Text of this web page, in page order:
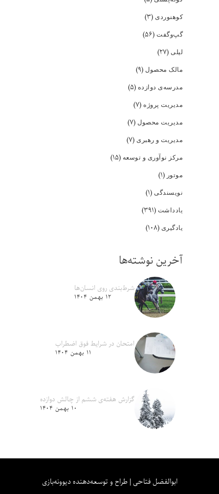
کوهنوردی (۳)
گپ‌و‌گفت (۵۶)
لیلی (۲۷)
مالک محصول (۹)
مدرسه‌ی دوازده (۵)
مدیریت پروژه (۷)
مدیریت محصول (۷)
مدیریت و رهبری (۷)
مرکز نوآوری و توسعه (۱۵)
موتور (۱)
نویسندگی (۱)
یادداشت (۳۹۱)
یادگیری (۱۰۸)
آخرین نوشته‌ها
شرط‌بندی روی انسان‌ها
۱۲ بهمن ۱۴۰۴
امتحان در شرایط فوق اضطراب
۱۱ بهمن ۱۴۰۴
گزارش هفته‌ی ششم از چالش دوازده
۱۰ بهمن ۱۴۰۴
ابوالفضل فتاحی | طراح و توسعه‌دهنده دیوونه‌بازی